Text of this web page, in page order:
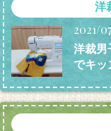
洋
2021/
洋裁男
でキッ